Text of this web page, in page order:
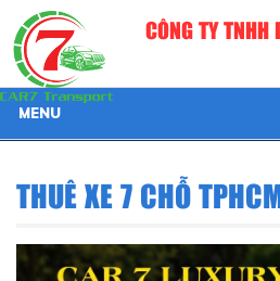
CÔNG TY
MENU
THUÊ XE 7 CHỖ